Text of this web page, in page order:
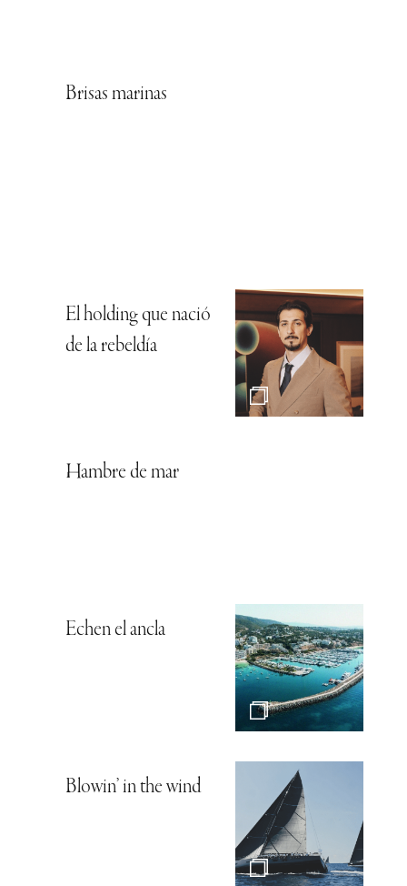
Brisas marinas
El holding que nació
de la rebeldía
Hambre de mar
Echen el ancla
Blowin’ in the wind